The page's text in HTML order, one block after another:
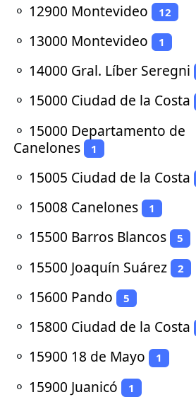
⚬ 12900 Montevideo 12
⚬ 13000 Montevideo 1
⚬ 14000 Gral. Líber Seregni
⚬ 15000 Ciudad de la Costa
⚬ 15000 Departamento de
Canelones
1
⚬ 15005 Ciudad de la Costa
⚬ 15008 Canelones 1
⚬ 15500 Barros Blancos 5
⚬ 15500 Joaquín Suárez 2
⚬ 15600 Pando 5
⚬ 15800 Ciudad de la Costa
⚬ 15900 18 de Mayo 1
⚬ 15900 Juanicó 1